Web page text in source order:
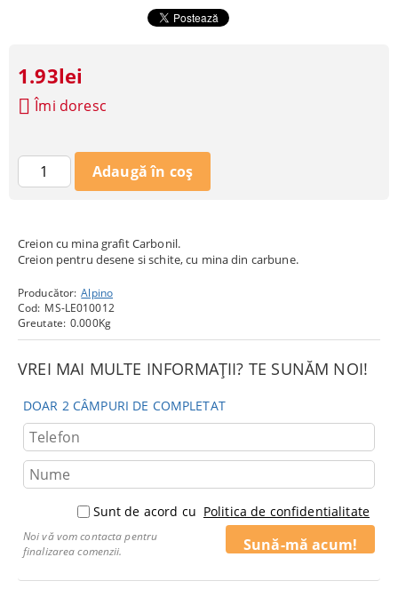
Creion cu mina grafit Carbonil.
Creion pentru desene si schite, cu mina din carbune.
Producător: Alpino
Cod: MS-LE010012
Greutate: 0.000Kg
VREI MAI MULTE INFORMAȚII? TE SUNĂM NOI!
DOAR 2 CÂMPURI DE COMPLETAT
Sunt de acord cu Politica de confidentialitate
Noi vă vom contacta pentru
finalizarea comenzii.
1.93lei
Îmi doresc